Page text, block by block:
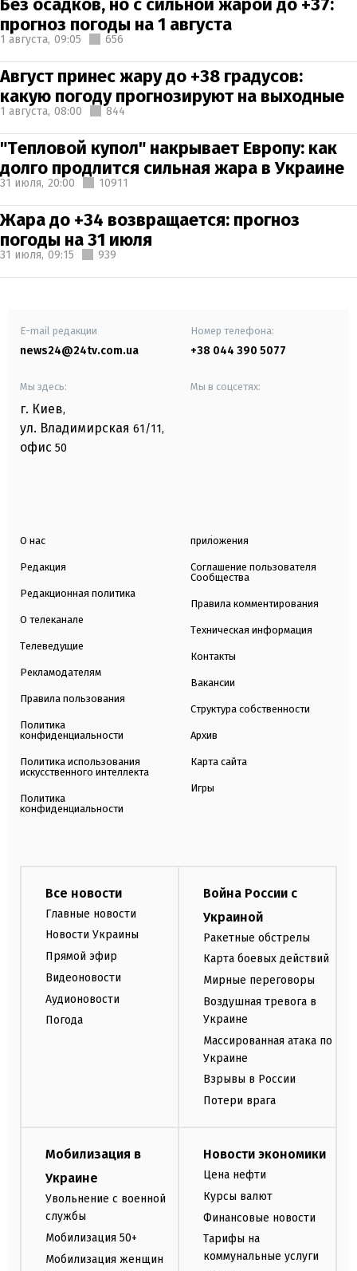
прогноз погоды на 1 августа
1 августа, 09:05 656
Август принес жару до +38 градусов:
какую погоду прогнозируют на выходные
1 августа, 08:00 844
"Тепловой купол" накрывает Европу: как
долго продлится сильная жара в Украине
31 июля, 20:00 10911
Жара до +34 возвращается: прогноз
погоды на 31 июля
31 июля, 09:15 939
E-mail редакции
news24@24tv.com.ua
Номер телефона:
+38 044 390 5077
Мы здесь:
г. Киев,
ул. Владимирская 61/11,
офис 50
Мы в соцсетях:
О нас
Редакция
Редакционная политика
О телеканале
Телеведущие
Рекламодателям
Правила пользования
Политика
конфиденциальности
Политика использования
искусственного интеллекта
Политика
конфиденциальности
приложения
Соглашение пользователя
Сообщества
Правила комментирования
Техническая информация
Контакты
Вакансии
Структура собственности
Архив
Карта сайта
Игры
Все новости
Главные новости
Новости Украины
Прямой эфир
Видеоновости
Аудионовости
Погода
Война России с
Украиной
Ракетные обстрелы
Карта боевых действий
Мирные переговоры
Воздушная тревога в
Украине
Массированная атака по
Украине
Взрывы в России
Потери врага
Мобилизация в
Украине
Увольнение с военной
службы
Мобилизация 50+
Мобилизация женщин
Новости экономики
Цена нефти
Курсы валют
Финансовые новости
Тарифы на
коммунальные услуги